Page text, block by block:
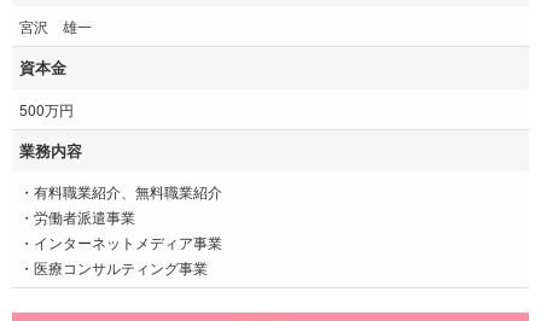
宮沢 雄一
資本金
500万円
業務内容
・有料職業紹介、無料職業紹介
・労働者派遣事業
・インターネットメディア事業
・医療コンサルティング事業